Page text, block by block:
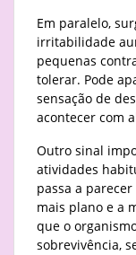
Em paralelo,
irritabilidade
pequenas
tolerar. Pode
sensação de
acontecer com
Outro sinal
atividades
passa a
mais plano e a
que o
sobrevivência,